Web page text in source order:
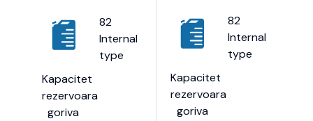
Kapacitet
rezervoara
goriva
82
Internal
type
Kapacitet
rezervoara
goriva
82
Internal
type